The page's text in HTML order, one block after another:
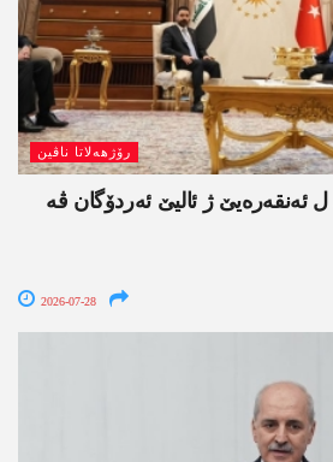
رۆژھەلاتا ناڤین
ئەنقەرەیێ ژ ئالیێ ئەردۆگان ڤە
2026-07-28